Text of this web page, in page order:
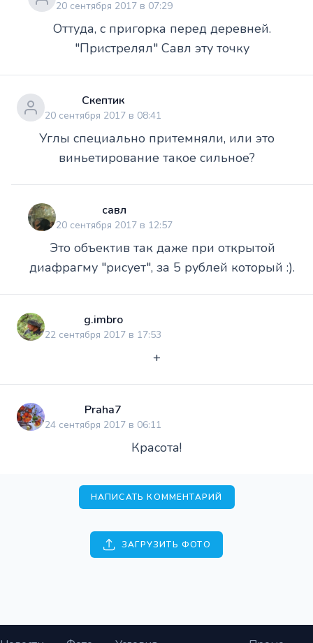
20 сентября 2017 в 07:29
Оттуда, с пригорка перед деревней.
"Пристрелял" Савл эту точку
Скептик
20 сентября 2017 в 08:41
Углы специально притемняли, или это
виньетирование такое сильное?
савл
20 сентября 2017 в 12:57
Это объектив так даже при открытой
диафрагму "рисует", за 5 рублей который :).
g.imbro
22 сентября 2017 в 17:53
+
Praha7
24 сентября 2017 в 06:11
Красота!
НАПИСАТЬ КОММЕНТАРИЙ
ЗАГРУЗИТЬ ФОТО